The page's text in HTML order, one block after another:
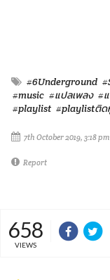
#6Underground
#music #แปลเพลง #
#playlist #playlistติด
7th October 2019, 3:18 pm
Report
658
VIEWS